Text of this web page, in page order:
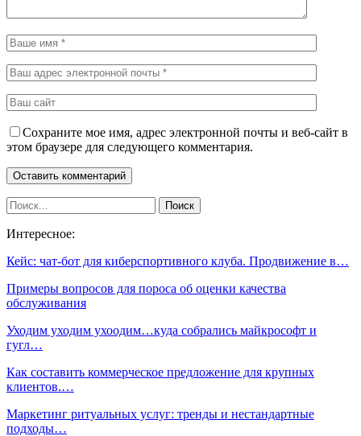
Сохраните мое имя, адрес электронной почты и веб-сайт в
этом браузере для следующего комментария.
Интересное:
Кейс: чат-бот для киберспортивного клуба. Продвижение в…
Примеры вопросов для пороса об оценки качества
обслуживания
Уходим уходим ухоодим…куда собрались майкрософт и
гугл…
Как составить коммерческое предложение для крупных
клиентов.…
Маркетинг ритуальных услуг: тренды и нестандартные
подходы…